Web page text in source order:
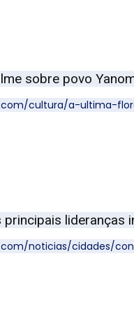
sobre povo
cultura/a-ultima-
lideranças
noticias/cidades/